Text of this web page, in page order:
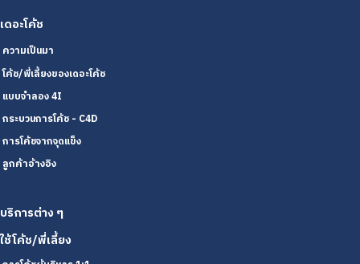
เดอะโค้ช
ความเป็นมา
โค้ช/พี่เลี้ยงของเดอะโค้ช
แบบจำลอง 4I
กระบวนการโค้ช - C4D
การโค้ชจากจุดแข็ง
ลูกค้าอ้างอิง
บริการต่าง ๆ
ใช้โค้ช/พี่เลี้ยง